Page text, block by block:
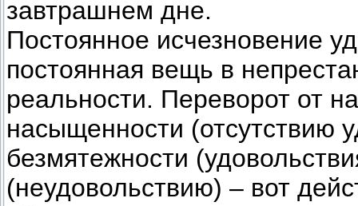
завтрашнем дне.
Постоянное исчезновение
постоянная вещь в
реальности. Переворот от
насыщенности (отсутствию
безмятежности
(неудовольствию) – вот